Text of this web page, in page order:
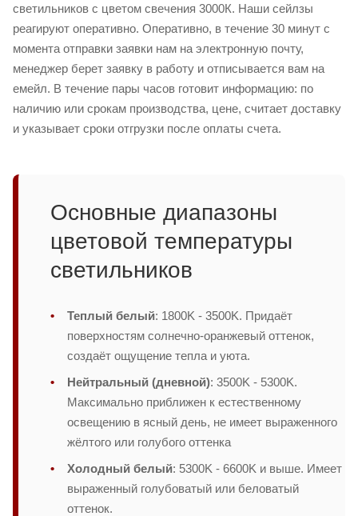
светильников с цветом свечения 3000К. Наши сейлзы
реагируют оперативно. Оперативно, в течение 30 минут с
момента отправки заявки нам на электронную почту,
менеджер берет заявку в работу и отписывается вам на
емейл. В течение пары часов готовит информацию: по
наличию или срокам производства, цене, считает доставку
и указывает сроки отгрузки после оплаты счета.
Основные диапазоны
цветовой температуры
светильников
Теплый белый: 1800K - 3500K. Придаёт
поверхностям солнечно-оранжевый оттенок,
создаёт ощущение тепла и уюта.
Нейтральный (дневной): 3500K - 5300K.
Максимально приближен к естественному
освещению в ясный день, не имеет выраженного
жёлтого или голубого оттенка
Холодный белый: 5300K - 6600K и выше. Имеет
выраженный голубоватый или беловатый
оттенок.